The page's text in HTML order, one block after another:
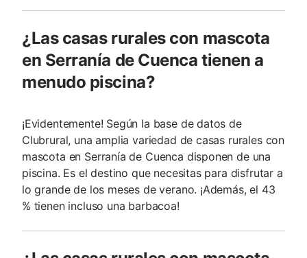
¿Las casas rurales con mascota
en Serranía de Cuenca tienen a
menudo piscina?
¡Evidentemente! Según la base de datos de
Clubrural, una amplia variedad de casas rurales con
mascota en Serranía de Cuenca disponen de una
piscina. Es el destino que necesitas para disfrutar a
lo grande de los meses de verano. ¡Además, el 43
% tienen incluso una barbacoa!